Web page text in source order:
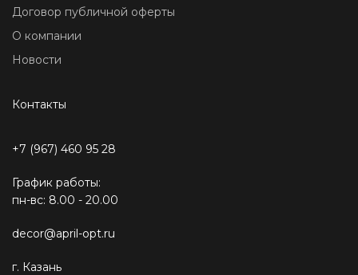
Договор публичной оферты
О компании
Новости
Контакты
+7 (967) 460 95 28
График работы:
пн-вс: 8.00 - 20.00
decor@april-opt.ru
г. Казань